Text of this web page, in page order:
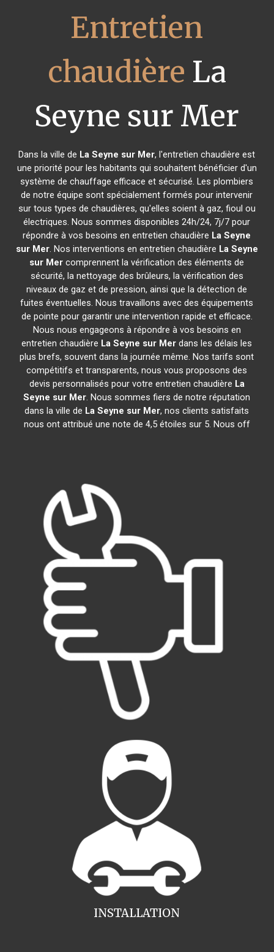
Entretien
chaudière La
Seyne sur Mer
Dans la ville de La Seyne sur Mer, l'entretien chaudière est
une priorité pour les habitants qui souhaitent bénéficier d'un
système de chauffage efficace et sécurisé. Les plombiers
de notre équipe sont spécialement formés pour intervenir
sur tous types de chaudières, qu'elles soient à gaz, fioul ou
électriques. Nous sommes disponibles 24h/24, 7j/7 pour
répondre à vos besoins en entretien chaudière La Seyne
sur Mer. Nos interventions en entretien chaudière La Seyne
sur Mer comprennent la vérification des éléments de
sécurité, la nettoyage des brûleurs, la vérification des
niveaux de gaz et de pression, ainsi que la détection de
fuites éventuelles. Nous travaillons avec des équipements
de pointe pour garantir une intervention rapide et efficace.
Nous nous engageons à répondre à vos besoins en
entretien chaudière La Seyne sur Mer dans les délais les
plus brefs, souvent dans la journée même. Nos tarifs sont
compétitifs et transparents, nous vous proposons des
devis personnalisés pour votre entretien chaudière La
Seyne sur Mer. Nous sommes fiers de notre réputation
dans la ville de La Seyne sur Mer, nos clients satisfaits
nous ont attribué une note de 4,5 étoiles sur 5. Nous off
INSTALLATION